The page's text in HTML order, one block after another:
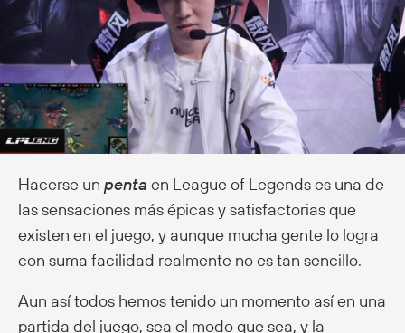
Hacerse un penta en League of Legends es una de
las sensaciones más épicas y satisfactorias que
existen en el juego, y aunque mucha gente lo logra
con suma facilidad realmente no es tan sencillo.
Aun así todos hemos tenido un momento así en una
partida del juego, sea el modo que sea, y la